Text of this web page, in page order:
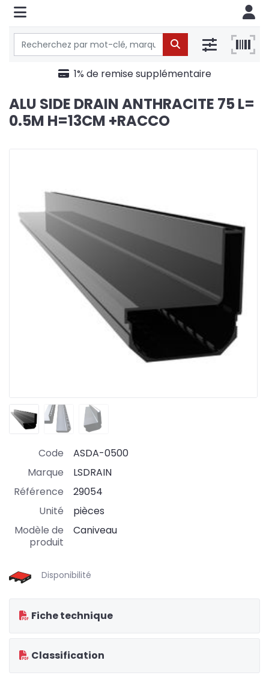
1% de remise supplémentaire
ALU SIDE DRAIN ANTHRACITE 75 L=
0.5M H=13CM +RACCO
Code
ASDA-0500
Marque
LSDRAIN
Référence
29054
Unité
pièces
Modèle de
produit
Caniveau
Disponibilité
Fiche technique
Classification